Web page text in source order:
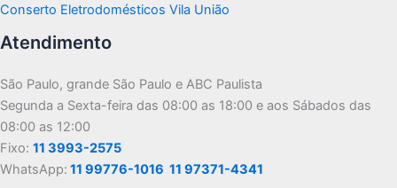
Conserto Eletrodomésticos Vila União
Atendimento
São Paulo, grande São Paulo e ABC Paulista
Segunda a Sexta-feira das 08:00 as 18:00 e aos Sábados das
08:00 as 12:00
Fixo: 11 3993-2575
WhatsApp: 11 99776-1016 11 97371-4341